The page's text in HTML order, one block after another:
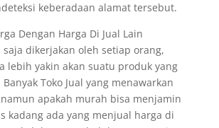
keberadaan alamat tersebut.
Dengan Harga Di Jual Lain
dikerjakan oleh setiap orang,
lebih yakin akan suatu produk yang
Toko Jual yang menawarkan
apakah murah bisa menjamin
kadang ada yang menjual harga di